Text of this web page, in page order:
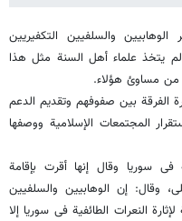
والسلفیین التکفیریین
لم یتخذ علماء أهل السنة مثل هذا
من مساوئ هؤلاء.
الفرقة بین صفوفهم وتقدیم الدعم
المجتمعات الإسلامیة ووصفها
سوریا وقال إنها أقرت بإقامة
وقال: إن الوهابیین والسلفیین
النعرات الطائفیة فی سوریا إلا